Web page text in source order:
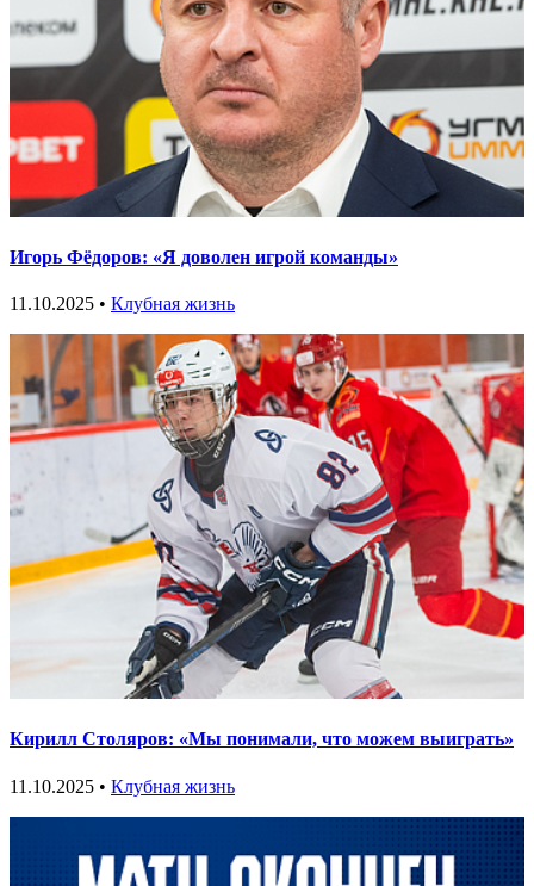
Игорь Фёдоров: «Я доволен игрой команды»
11.10.2025 • Клубная жизнь
Кирилл Столяров: «Мы понимали, что можем выиграть»
11.10.2025 • Клубная жизнь